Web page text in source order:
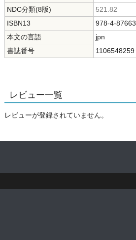
NDC分類(8版)
521.82
ISBN13
978-4-
本文の言語
jpn
書誌番号
1106548259
レビュー一覧
レビューが登録されていません。